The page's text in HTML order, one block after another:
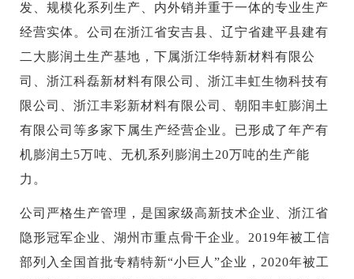
发、规模化系列生产、内外销并重于一体的专业生产
经营实体。公司在浙江省安吉县、辽宁省建平县建有
二大膨润土生产基地，下属浙江华特新材料有限公
司、浙江科磊新材料有限公司、浙江丰虹生物科技有
限公司、浙江丰彩新材料有限公司、朝阳丰虹膨润土
有限公司等多家下属生产经营企业。已形成了年产有
机膨润土5万吨、无机系列膨润土20万吨的生产能
力。
公司严格生产管理，是国家级高新技术企业、浙江省
隐形冠军企业、湖州市重点骨干企业。2019年被工信
部列入全国首批专精特新“小巨人”企业，2020年被工